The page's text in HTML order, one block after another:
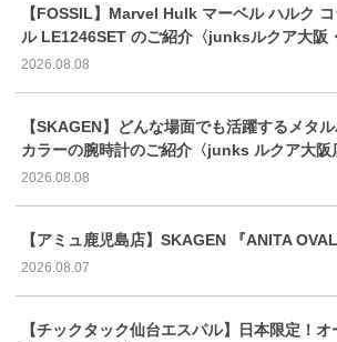
【FOSSIL】Marvel Hulk マーベル ハルク
ル LE1246SET のご紹介〈junksルクア大阪
2026.08.08
【SKAGEN】どんな場面でも活躍するメタ
カラーの腕時計のご紹介〈junks ルクア大阪
2026.08.08
【アミュ鹿児島店】SKAGEN 『ANITA
2026.08.07
【チックタック仙台エスパル】日本限定！